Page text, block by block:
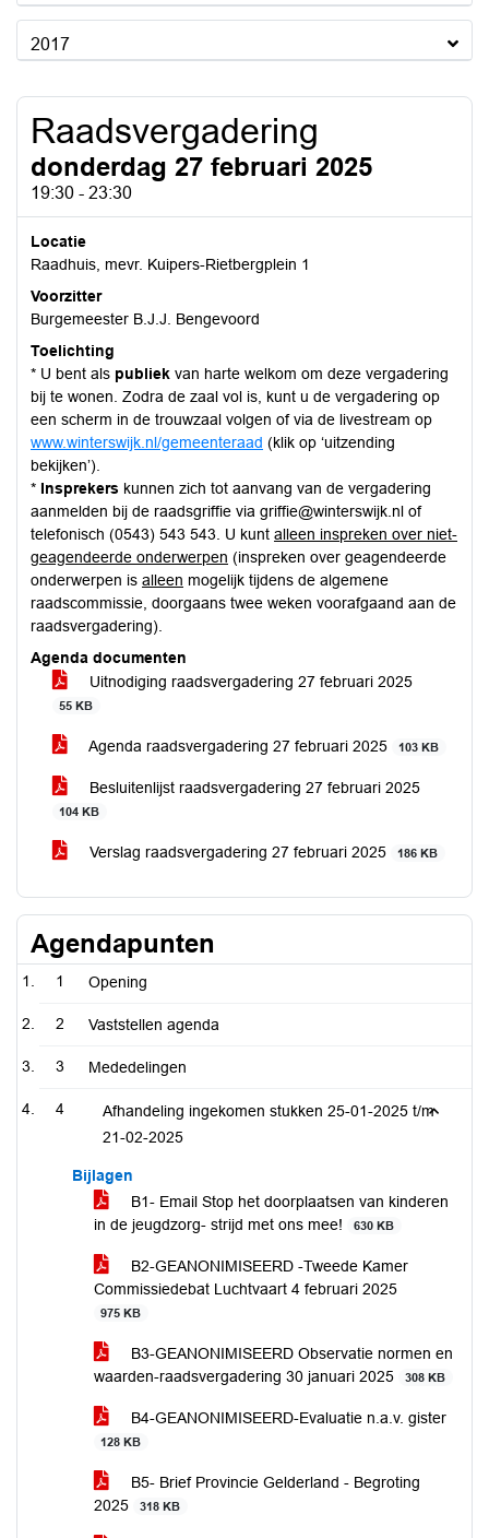
2017
Raadsvergadering
donderdag 27 februari 2025
19:30 - 23:30
Locatie
Raadhuis, mevr. Kuipers-Rietbergplein 1
Voorzitter
Burgemeester B.J.J. Bengevoord
Toelichting
* U bent als publiek van harte welkom om deze vergadering
bij te wonen. Zodra de zaal vol is, kunt u de vergadering op
een scherm in de trouwzaal volgen of via de livestream op
www.winterswijk.nl/gemeenteraad (klik op ‘uitzending
bekijken’).
* Insprekers kunnen zich tot aanvang van de vergadering
aanmelden bij de raadsgriffie via griffie@winterswijk.nl of
telefonisch (0543) 543 543. U kunt alleen inspreken over niet-
geagendeerde onderwerpen (inspreken over geagendeerde
onderwerpen is alleen mogelijk tijdens de algemene
raadscommissie, doorgaans twee weken voorafgaand aan de
raadsvergadering).
Agenda documenten
Uitnodiging raadsvergadering 27 februari 2025
55 KB
Agenda raadsvergadering 27 februari 2025 103 KB
Besluitenlijst raadsvergadering 27 februari 2025
104 KB
Verslag raadsvergadering 27 februari 2025 186 KB
Agendapunten
1 Opening
2 Vaststellen agenda
3 Mededelingen
4
Afhandeling ingekomen stukken 25-01-2025 t/m
21-02-2025
Bijlagen
B1- Email Stop het doorplaatsen van kinderen
in de jeugdzorg- strijd met ons mee!
630 KB
B2-GEANONIMISEERD -Tweede Kamer
Commissiedebat Luchtvaart 4 februari 2025
975 KB
B3-GEANONIMISEERD Observatie normen en
waarden-raadsvergadering 30 januari 2025
308 KB
B4-GEANONIMISEERD-Evaluatie n.a.v. gister
128 KB
B5- Brief Provincie Gelderland - Begroting
2025
318 KB